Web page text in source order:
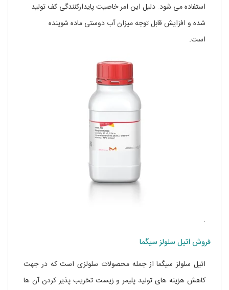
استفاده می شود. دلیل این امر خاصیت پایدارکنندگی کف تولید
شده و افزایش قابل توجه میزان آب دوستی ماده شوینده
است.
.
فروش اتیل سلولز سیگما
اتیل سلولز سیگما از جمله محصولات سلولزی است که در جهت
کاهش هزینه های تولید پلیمر و زیست تخریب پذیر کردن آن ها